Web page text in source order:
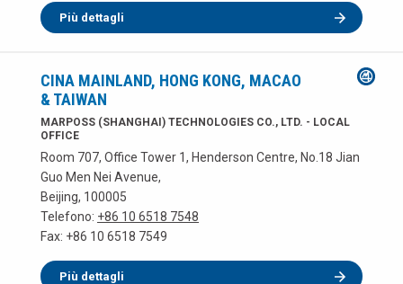
Più dettagli
CINA MAINLAND, HONG KONG, MACAO
& TAIWAN
MARPOSS (SHANGHAI) TECHNOLOGIES CO., LTD. - LOCAL
OFFICE
Room 707, Office Tower 1, Henderson Centre, No.18 Jian
Guo Men Nei Avenue,
Beijing, 100005
Telefono: +86 10 6518 7548
Fax: +86 10 6518 7549
Più dettagli